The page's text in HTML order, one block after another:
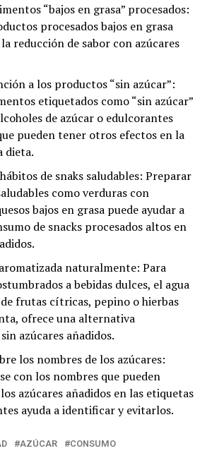
“bajos en grasa” procesados:
procesados bajos en grasa
reducción de sabor con azúcares
a los productos “sin azúcar”:
etiquetados como “sin azúcar”
de azúcar o edulcorantes
pueden tener otros efectos en la
dieta.
de snaks saludables: Preparar
como verduras con
bajos en grasa puede ayudar a
de snacks procesados altos en
naturalmente: Para
a bebidas dulces, el agua
frutas cítricas, pepino o hierbas
ofrece una alternativa
azúcares añadidos.
los nombres de los azúcares:
con los nombres que pueden
azúcares añadidos en las etiquetas
ayuda a identificar y evitarlos.
AZÚCAR CONSUMO